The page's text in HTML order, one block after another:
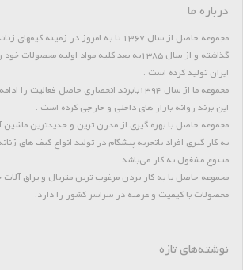
درباره ما
مجموعه حاصل از سال 1367 تا به امروز در زمینه
گذاشته و از سال 1385به بعد کلیه مواد اولیه
ایران تولید کرده است .
مجموعه ما از سال 1394بابرند انحصاری حاصل
این برند روانه بازار های داخلی و خارجی کرده است .
مجموعه حاصل با بهره گیری از مدرن ترین و جدیدترین
به کار گیری افراد باتجربه پیشگام در تولید انواع کیف های
متنوع مشغول به کار می‌باشد .
مجموعه حاصل با به کار بردن مرغوب ترین متریال و یراق
محصولات با کیفیت و عرضه در سراسر کشور را دارد.
نوشته‌های تازه